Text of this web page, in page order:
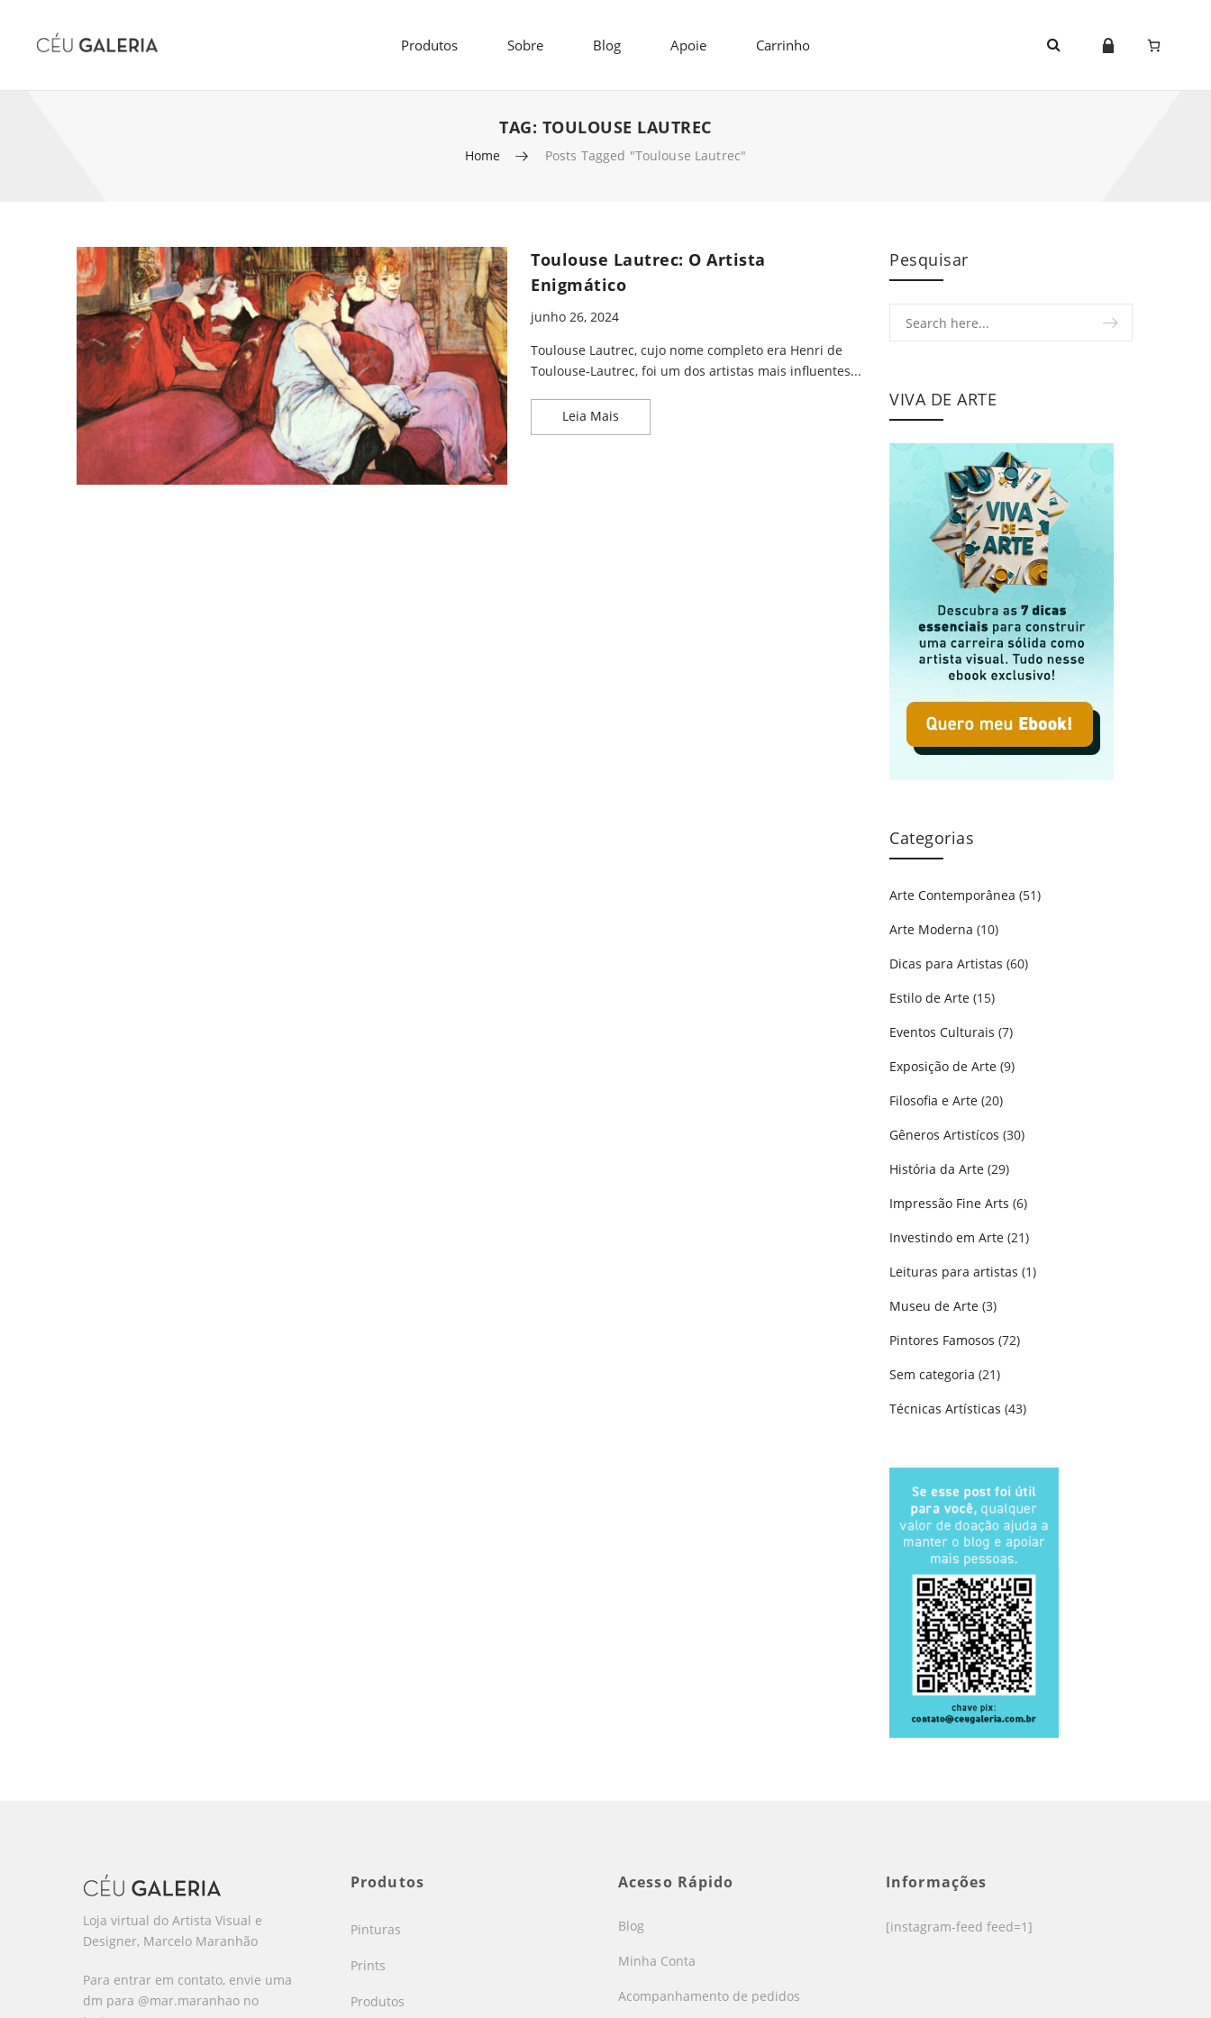
Produtos Sobre Blog Apoie Carrinho
TAG: TOULOUSE LAUTREC
Home Posts Tagged "Toulouse Lautrec"
Skip to content
Toulouse Lautrec: O Artista
Enigmático
junho 26, 2024
Toulouse Lautrec, cujo nome completo era Henri de
Toulouse-Lautrec, foi um dos artistas mais influentes...
Leia Mais
Pesquisar
VIVA DE ARTE
Categorias
Arte Contemporânea (51)
Arte Moderna (10)
Dicas para Artistas (60)
Estilo de Arte (15)
Eventos Culturais (7)
Exposição de Arte (9)
Filosofia e Arte (20)
Gêneros Artistícos (30)
História da Arte (29)
Impressão Fine Arts (6)
Investindo em Arte (21)
Leituras para artistas (1)
Museu de Arte (3)
Pintores Famosos (72)
Sem categoria (21)
Técnicas Artísticas (43)
Loja virtual do Artista Visual e
Designer, Marcelo Maranhão
Para entrar em contato, envie uma
dm para @mar.maranhao no
Produtos
Pinturas
Prints
Produtos
Acesso Rápido
Blog
Minha Conta
Acompanhamento de pedidos
Informações
[instagram-feed feed=1]